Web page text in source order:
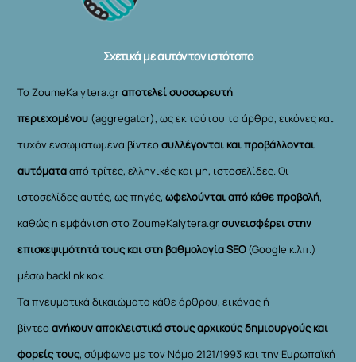
Σχετικά με αυτόν τον ιστότοπο
Το ZoumeKalytera.grαποτελεί συσσωρευτή
περιεχομένου (aggregator), ως εκ τούτου τα άρθρα, εικόνες και
τυχόν ενσωματωμένα βίντεοσυλλέγονται και προβάλλονται
αυτόματααπό τρίτες, ελληνικές και μη, ιστοσελίδες. Οι
ιστοσελίδες αυτές, ως πηγές,ωφελούνται από κάθε προβολή,
καθώς η εμφάνιση στο ZoumeKalytera.grσυνεισφέρει στην
επισκεψιμότητά τους και στη βαθμολογία SEO(Google κ.λπ.)
μέσω backlink κοκ.
Τα πνευματικά δικαιώματα κάθε άρθρου, εικόνας ή
βίντεοανήκουν αποκλειστικά στους αρχικούς δημιουργούς και
φορείς τους, σύμφωνα με τον Νόμο 2121/1993 και την Ευρωπαϊκή